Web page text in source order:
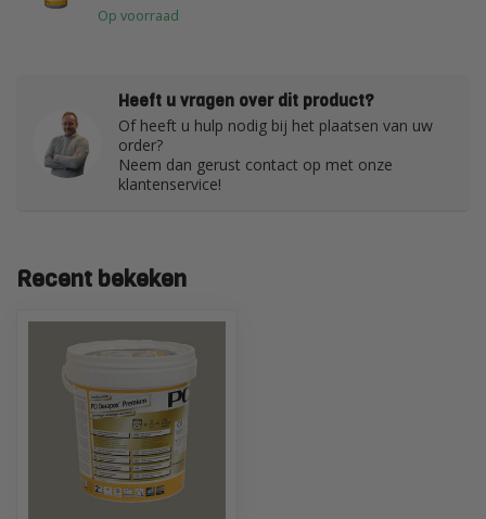
Op voorraad
Heeft u vragen over dit product?
Of heeft u hulp nodig bij het plaatsen van uw
order?
Neem dan gerust contact op met onze
klantenservice!
Recent bekeken